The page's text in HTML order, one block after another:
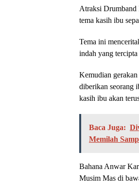
Atraksi Drumband
tema kasih ibu
Tema ini
indah yang
Kemudian
diberikan seorang
kasih ibu akan
Baca Juga:
Memilah
Bahana Anwar
Musim Mas di